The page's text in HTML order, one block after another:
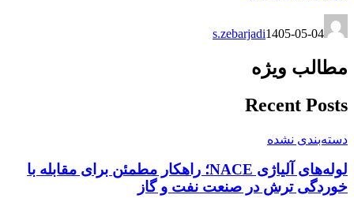
s.zebarjadi1405-05-04
مطالب ویژه
Recent Posts
دسته‌بندی نشده
لوله‌های آلیاژی NACE؛ راهکار مطمئن برای مقابله با
خوردگی ترش در صنعت نفت و گاز